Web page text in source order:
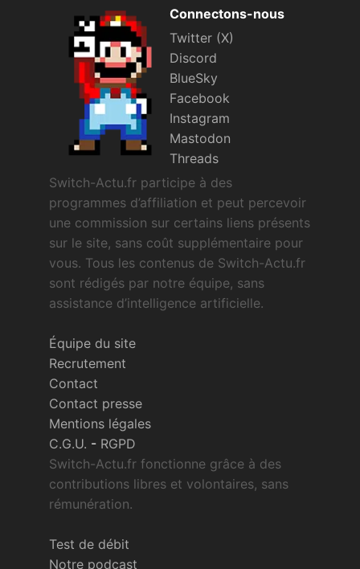
Connectons-nous
Twitter (X)
Discord
BlueSky
Facebook
Instagram
Mastodon
Threads
Switch-Actu.fr participe à des
programmes d’affiliation et peut percevoir
une commission sur certains liens présents
sur le site, sans coût supplémentaire pour
vous. Tous les contenus de Switch-Actu.fr
sont rédigés par notre équipe, sans
assistance d’intelligence artificielle.
Équipe du site
Recrutement
Contact
Contact presse
Mentions légales
C.G.U. - RGPD
Switch-Actu.fr fonctionne grâce à des
contributions libres et volontaires, sans
rémunération.
Test de débit
Notre podcast